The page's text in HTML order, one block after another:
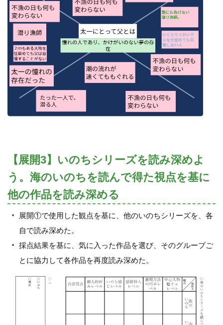
【展開3】いのちシリーズを読み深めよ
う。海のいのちを読んで得た視点を基に
他の作品を読み深める
展開①で使用した観点を基に、他のいのちシリーズを、各
自で読み深めた。
採点結果を基に、気に入った作品を選び、そのグループご
とに協力して各作品を再度読み深めた。